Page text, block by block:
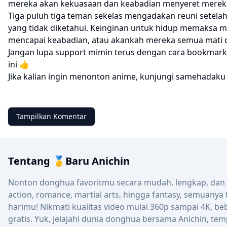
mereka akan kekuasaan dan keabadian menyeret
Tiga puluh tiga teman sekelas mengadakan reuni
yang tidak diketahui. Keinginan untuk hidup memaksa
mencapai keabadian, atau akankah mereka semua mati
Jangan lupa support mimin terus dengan cara
ini 👍
Jika kalian ingin menonton anime, kunjungi samehadaku
Tampilkan Komentar
Tentang 🥇Baru Anichin
Nonton donghua favoritmu secara mudah, lengkap,
action, romance, martial arts, hingga fantasy,
harimu! Nikmati kualitas video mulai 360p sampai 4K,
gratis. Yuk, jelajahi dunia donghua bersama Anichin,